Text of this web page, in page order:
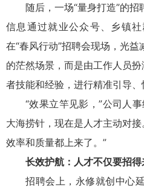
随后，一场“量身打造”的
信息通过就业公众号、乡镇社
在“春风行动”招聘会现场，光
的茫然场景，而是由工作人员
者技能和经验，进行精准引导、
“效果立竿见影，”公司人
大海捞针，现在是人才主动对接
效率和质量都上来了。”
长效护航：人才不仅要招
招聘会上，永修就创中心